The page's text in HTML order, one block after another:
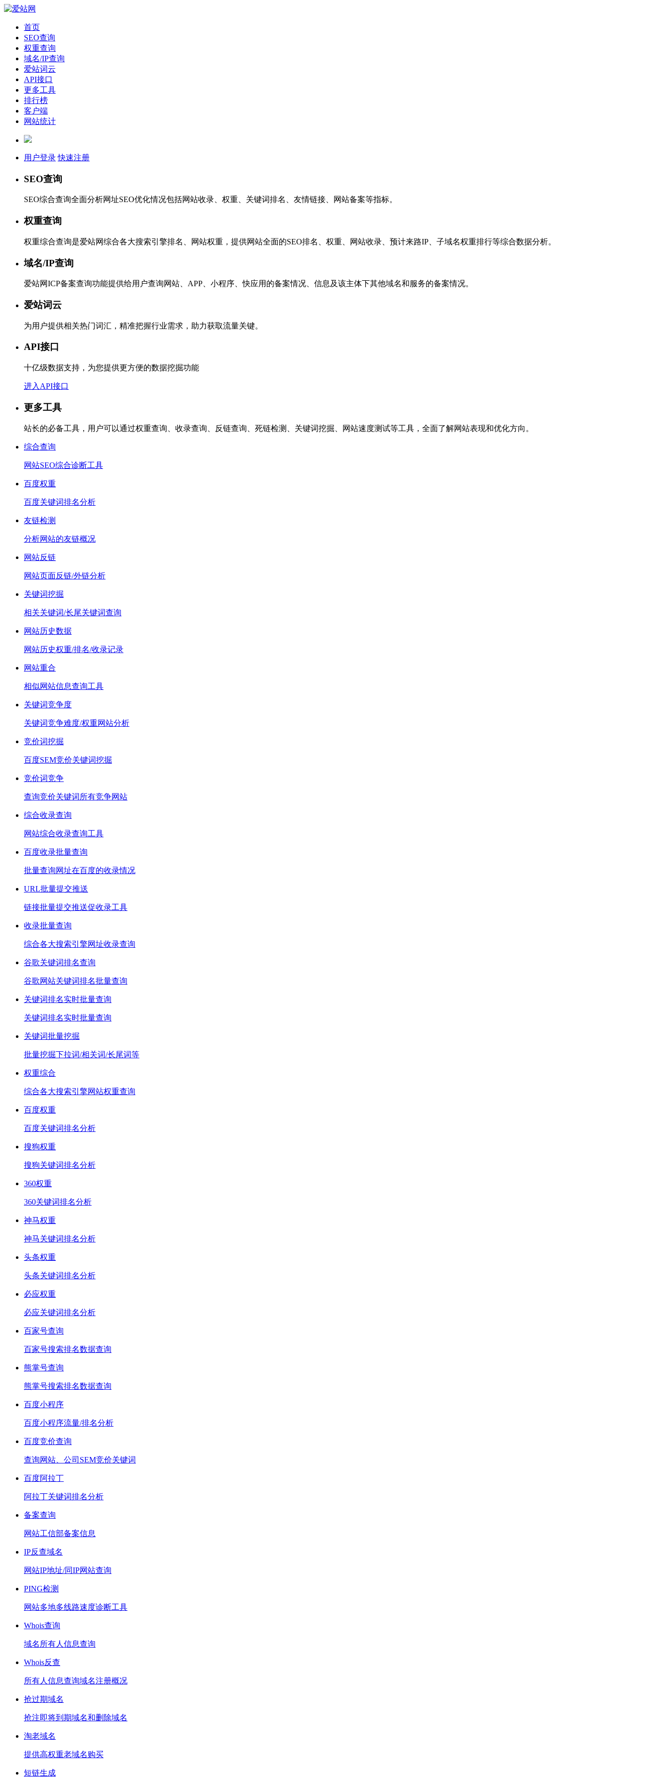
首页
SEO查询
权重查询
域名/IP查询
爱站词云
API接口
更多工具
排行榜
客户端
网站统计
用户登录 快速注册
SEO查询
SEO综合查询全面分析网址SEO优化情况包括网站收录、权重、关键词排名、友情链接、网站备案等指标。
权重查询
权重综合查询是爱站网综合各大搜索引擎排名、网站权重，提供网站全面的SEO排名、权重、网站收录、预计来路IP、子域名权重排行等综合数据分析。
域名/IP查询
爱站网ICP备案查询功能提供给用户查询网站、APP、小程序、快应用的备案情况、信息及该主体下其他域名和服务的备案情况。
爱站词云
为用户提供相关热门词汇，精准把握行业需求，助力获取流量关键。
API接口
十亿级数据支持，为您提供更方便的数据挖掘功能
进入API接口
更多工具
站长的必备工具，用户可以通过权重查询、收录查询、反链查询、死链检测、关键词挖掘、网站速度测试等工具，全面了解网站表现和优化方向。
综合查询
网站SEO综合诊断工具
百度权重
百度关键词排名分析
友链检测
分析网站的友链概况
网站反链
网站页面反链/外链分析
关键词挖掘
相关关键词/长尾关键词查询
网站历史数据
网站历史权重/排名/收录记录
网站重合
相似网站信息查询工具
关键词竞争度
关键词竞争难度/权重网站分析
竞价词挖掘
百度SEM竞价关键词挖掘
竞价词竞争
查询竞价关键词所有竞争网站
综合收录查询
网站综合收录查询工具
百度收录批量查询
批量查询网址在百度的收录情况
URL批量提交推送
链接批量提交推送促收录工具
收录批量查询
综合各大搜索引擎网址收录查询
谷歌关键词排名查询
谷歌网站关键词排名批量查询
关键词排名实时批量查询
关键词排名实时批量查询
关键词批量挖掘
批量挖掘下拉词/相关词/长尾词等
权重综合
综合各大搜索引擎网站权重查询
百度权重
百度关键词排名分析
搜狗权重
搜狗关键词排名分析
360权重
360关键词排名分析
神马权重
神马关键词排名分析
头条权重
头条关键词排名分析
必应权重
必应关键词排名分析
百家号查询
百家号搜索排名数据查询
熊掌号查询
熊掌号搜索排名数据查询
百度小程序
百度小程序流量/排名分析
百度竞价查询
查询网站、公司SEM竞价关键词
百度阿拉丁
阿拉丁关键词排名分析
备案查询
网站工信部备案信息
IP反查域名
网站IP地址/同IP网站查询
PING检测
网站多地多线路速度诊断工具
Whois查询
域名所有人信息查询
Whois反查
所有人信息查询域名注册概况
抢过期域名
抢注即将到期域名和删除域名
淘老域名
提供高权重老域名购买
短链生成